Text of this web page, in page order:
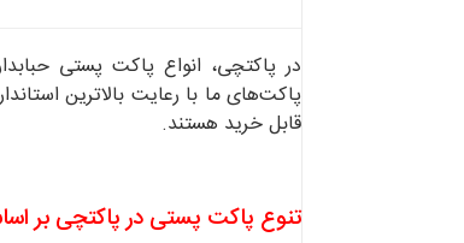
در پاکتچی، انواع پاکت پستی
قابل خرید هستند.
تنوع پاکت پستی در پاکتچی بر